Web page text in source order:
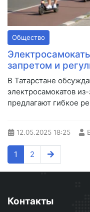
Общество
запретом и
В Татарстане
электросамокатов
предлагают гибкое
12.05.2025 18:25
1 2
Контакты